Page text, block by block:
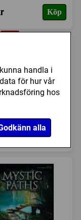
handla i
för hur vår
hos
alla
Köp
(199 kr) Köp